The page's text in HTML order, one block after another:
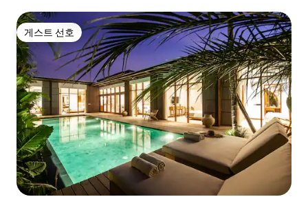
게스트 선호
게스트 선호